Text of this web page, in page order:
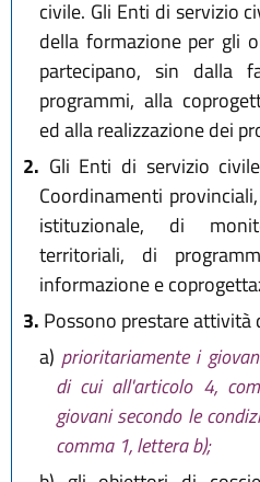
civile. Gli Enti di servizio
della formazione per gli
partecipano, sin dalla
programmi, alla
ed alla realizzazione dei
2. Gli Enti di servizio
Coordinamenti
istituzionale, di
territoriali, di
informazione e
3. Possono prestare attività
a) prioritariamente i
di cui all'articolo 4,
giovani secondo le
comma 1, lettera b);